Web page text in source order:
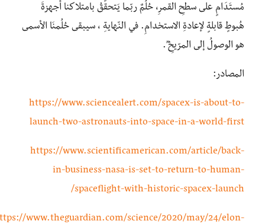
مُستَدَامٍ على سطحِ القمرِ، حُلُمٌ ربّما يَتحقَّقُ بامتلاكنا أجهزةَ
هُبوطٍ قابلةٍ لإعادةِ الاستخدامِ. في النّهايةِ ، سيبقى حُلُمنَا الأسمى
هو الوصولُ إلى المرّيخِ”.
المصادر:
https://www.sciencealert.com/spacex-is-about-to-
launch-two-astronauts-into-space-in-a-world-first
https://www.scientificamerican.com/article/back-
in-business-nasa-is-set-to-return-to-human-
spaceflight-with-historic-spacex-launch/
www.theguardian.com/science/2020/may/24/elon-